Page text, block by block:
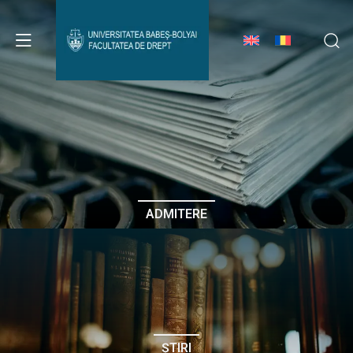
Avizier Studenți
Studii
Admitere
Erasmus & Internațional
Despre Facultate
ADMITERE
ȘTIRI